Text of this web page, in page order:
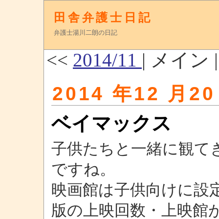
田舎弁護士日記
弁護士湯川二朗の日記
<< 2014/11 | メイン
2014 年12 月
ベイマックス
子供たちと一緒に観て
ですね。
映画館は子供向けに設
版の上映回数・上映館